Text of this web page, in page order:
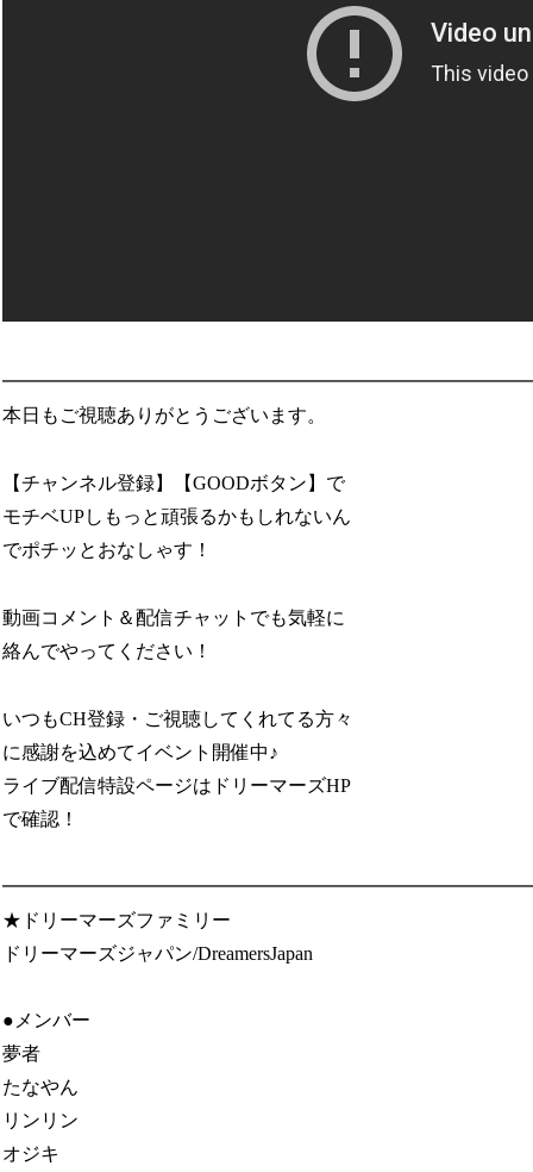
本日もご視聴ありがとうございます。
【チャンネル登録】【GOODボタン】で
モチベUPしもっと頑張るかもしれないん
でポチッとおなしゃす！
動画コメント＆配信チャットでも気軽に
絡んでやってください！
いつもCH登録・ご視聴してくれてる方々
に感謝を込めてイベント開催中♪
ライブ配信特設ページはドリーマーズHP
で確認！
★ドリーマーズファミリー
ドリーマーズジャパン/DreamersJapan
●メンバー
夢者
たなやん
リンリン
オジキ